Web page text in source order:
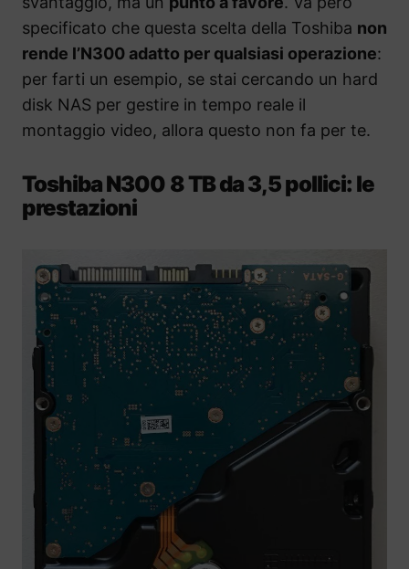
specificato che questa scelta della Toshiba non
rende l’N300 adatto per qualsiasi operazione:
per farti un esempio, se stai cercando un hard
disk NAS per gestire in tempo reale il
montaggio video, allora questo non fa per te.
Toshiba N300 8 TB da 3,5 pollici: le
prestazioni